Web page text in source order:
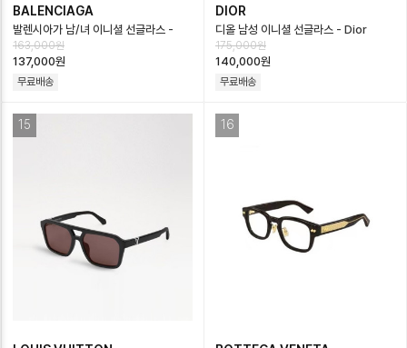
BALENCIAGA
발렌시아가 남/녀 이니셜 선글라스 -
Balenciaga Unisex Sunglasses …
163,000원
137,000원
무료배송
DIOR
디올 남성 이니셜 선글라스 - Dior
Mens Sunglasses - acc6956x
175,000원
140,000원
무료배송
15 16